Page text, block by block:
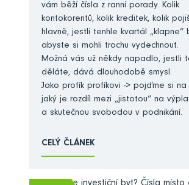
vám běží čísla z ranní porady. Kolik
kontokorentů, kolik kreditek, kolik
hlavně, jestli tenhle kvartál „klapne“
abyste si mohli trochu vydechnout.
Možná vás už někdy napadlo, jestli
děláte, dává dlouhodobě smysl.
Jako profík profíkovi -> pojďme si na
jaký je rozdíl mezi „jistotou“ na
a skutečnou svobodou v podnikání.
CELÝ ČLÁNEK